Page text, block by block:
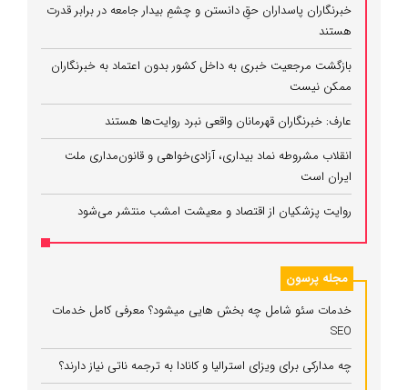
خبرنگاران پاسداران حقِ دانستن و چشمِ بیدار جامعه در برابر قدرت
هستند
بازگشت مرجعیت خبری به داخل کشور بدون اعتماد به خبرنگاران
ممکن نیست
عارف: خبرنگاران قهرمانان واقعی نبرد روایت‌ها هستند
انقلاب مشروطه نماد بیداری، آزادی‌خواهی و قانون‌مداری ملت
ایران است
روایت پزشکیان از اقتصاد و معیشت امشب منتشر می‌شود
مجله پرسون
خدمات سئو شامل چه بخش هایی میشود؟ معرفی کامل خدمات
SEO
چه مدارکی برای ویزای استرالیا و کانادا به ترجمه ناتی نیاز دارند؟